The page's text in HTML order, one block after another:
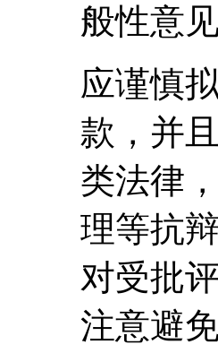
般性意
应谨慎
款，并
类法律
理等抗
对受批
注意避